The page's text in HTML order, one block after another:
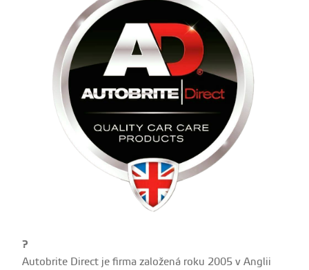
?
Autobrite Direct je firma založená roku 2005 v Anglii